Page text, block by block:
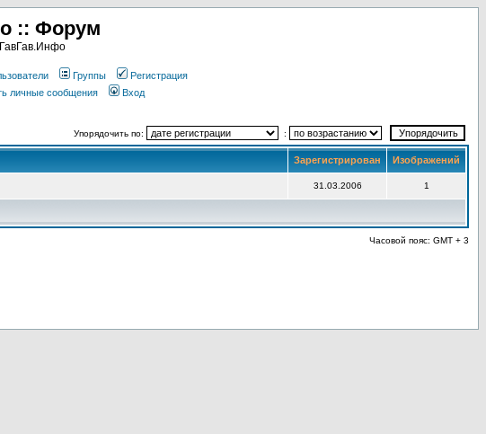
:: Форум
Группы
Регистрация
личные сообщения Вход
Упорядочить по: :
Зарегистрирован Изображений
31.03.2006 1
Часовой пояс: GMT + 3